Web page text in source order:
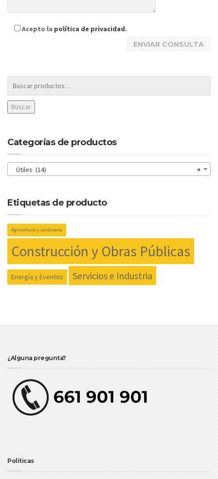
Acepto la política de privacidad.
Buscar
Categorías de productos
×
Útiles (14)
Etiquetas de producto
Agricultura y Jardinería
Construcción y Obras Públicas
Energía y Eventos Servicios e Industria
¿Alguna pregunta?
Políticas